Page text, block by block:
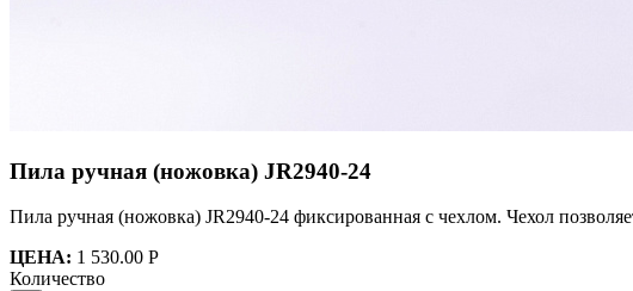
Пила ручная (ножовка) JR2940-24
Пила ручная (ножовка) JR2940-24 фиксированная с чехлом. Чехол
ЦЕНА: 1 530.00 Р
Количество